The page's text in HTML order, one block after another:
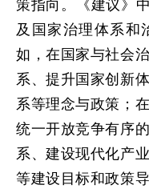
策指向。《建议》
及国家治理体系和
如，在国家与社会
系、提升国家创新
系等理念与政策；
统一开放竞争有序
系、建设现代化产
等建设目标和政策